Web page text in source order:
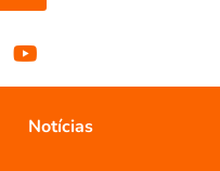
Notícias